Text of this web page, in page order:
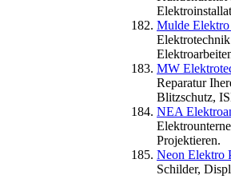
Mulde
MW
Reparatur
Blitzschutz,
NEA
Projektieren.
Neon Elektro
Schilder,